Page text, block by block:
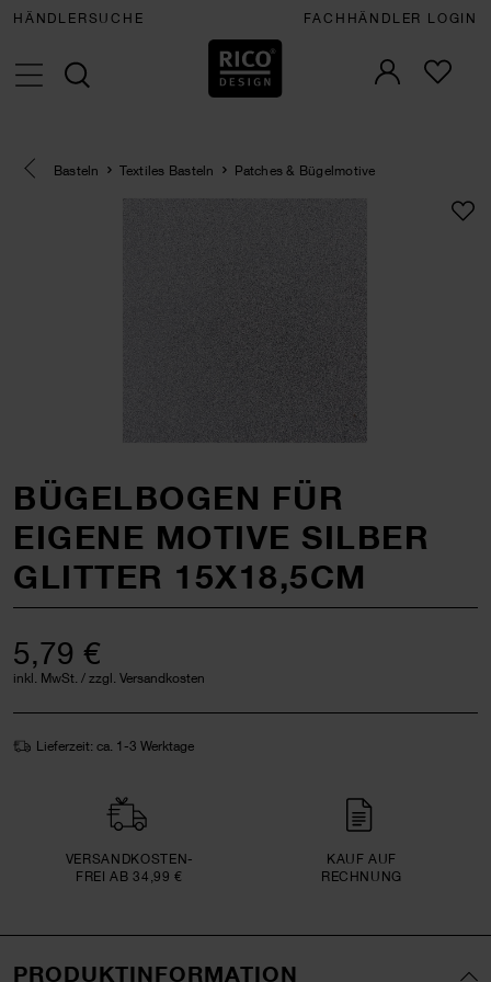
HÄNDLERSUCHE FACHHÄNDLER LOGIN
Eine Kategorie zurück navigieren
Basteln Textiles Basteln Patches & Bügelmotive
BÜGELBOGEN FÜR
EIGENE MOTIVE SILBER
GLITTER 15X18,5CM
5,79 €
inkl. MwSt. / zzgl. Versandkosten
Lieferzeit: ca. 1-3 Werktage
VERSAND­KOSTEN­
FREI AB 34,99 €
KAUF AUF
RECHNUNG
PRODUKTINFORMATION